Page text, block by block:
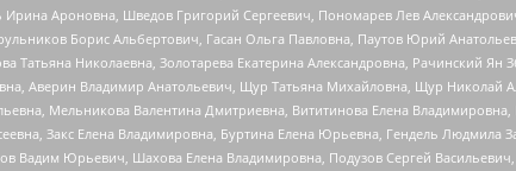
Ароновна, Шведов Григорий Сергеевич, Пономарев Лев
Борис Альбертович, Гасан Ольга Павловна, Паутов Юрий
Татьяна Николаевна, Золотарева Екатерина Александровна, Рачинский
Аверин Владимир Анатольевич, Щур Татьяна Михайловна, Щур
Мельникова Валентина Дмитриевна, Вититинова Елена
Закс Елена Владимировна, Буртина Елена Юрьевна, Гендель
Вадим Юрьевич, Шахова Елена Владимировна, Подузов Сергей